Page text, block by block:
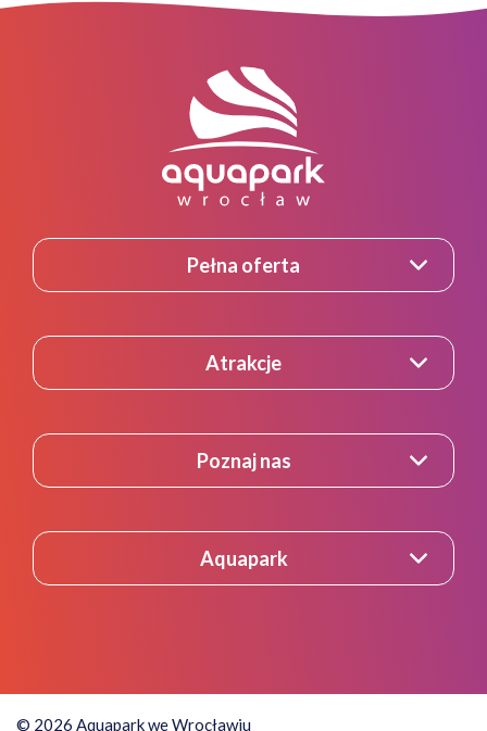
Pełna oferta
Atrakcje
Poznaj nas
Aquapark
© 2026 Aquapark we Wrocławiu